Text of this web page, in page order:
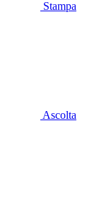
Stampa
Ascolta